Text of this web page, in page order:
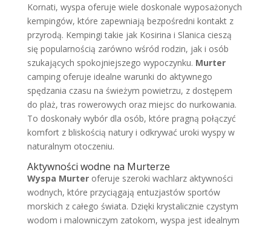
Kornati, wyspa oferuje wiele doskonale wyposażonych
kempingów, które zapewniają bezpośredni kontakt z
przyrodą. Kempingi takie jak Kosirina i Slanica cieszą
się popularnością zarówno wśród rodzin, jak i osób
szukających spokojniejszego wypoczynku. Murter
camping oferuje idealne warunki do aktywnego
spędzania czasu na świeżym powietrzu, z dostępem
do plaż, tras rowerowych oraz miejsc do nurkowania.
To doskonały wybór dla osób, które pragną połączyć
komfort z bliskością natury i odkrywać uroki wyspy w
naturalnym otoczeniu.
Aktywności wodne na Murterze
Wyspa Murteroferuje szeroki wachlarz aktywności
wodnych, które przyciągają entuzjastów sportów
morskich z całego świata. Dzięki krystalicznie czystym
wodom i malowniczym zatokom, wyspa jest idealnym